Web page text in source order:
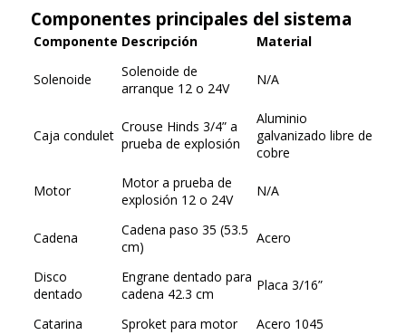
Componentes principales del sistema
Componente Descripción Material
Solenoide
Solenoide de
arranque 12 o 24V
N/A
Caja condulet
Crouse Hinds 3/4” a
prueba de explosión
Aluminio
galvanizado libre de
cobre
Motor
Motor a prueba de
explosión 12 o 24V
N/A
Cadena
Cadena paso 35 (53.5
cm)
Acero
Disco
dentado
Engrane dentado para
cadena 42.3 cm
Placa 3/16”
Catarina Sproket para motor
Acero 1045